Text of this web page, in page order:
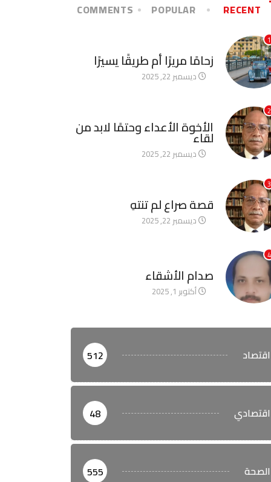
RECENT
POPULAR
COMMENTS
1
زحامًا مريرًا أم طريقًا يسيرًا
ديسمبر 22, 2025
2
الأخوة الأعداء وحتمًا لابد من
لقاء
ديسمبر 22, 2025
3
قصة صراع لم تنتهِ
ديسمبر 22, 2025
4
صدام الأشقاء
أكتوبر 1, 2025
اقتصاد 512
اقتصادي 48
الصحة 555